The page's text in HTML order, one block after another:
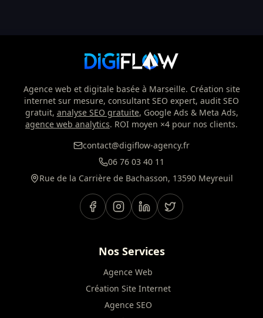
Agence web et digitale basée à Marseille. Création site
internet sur mesure, consultant SEO expert, audit SEO
gratuit, analyse SEO gratuite, Google Ads & Meta Ads,
agence web analytics. ROI moyen ×4 pour nos clients.
contact@digiflow-agency.fr
06 76 03 40 11
Rue de la Carrière de Bachasson, 13590 Meyreuil
Nos Services
Agence Web
Création Site Internet
Agence SEO